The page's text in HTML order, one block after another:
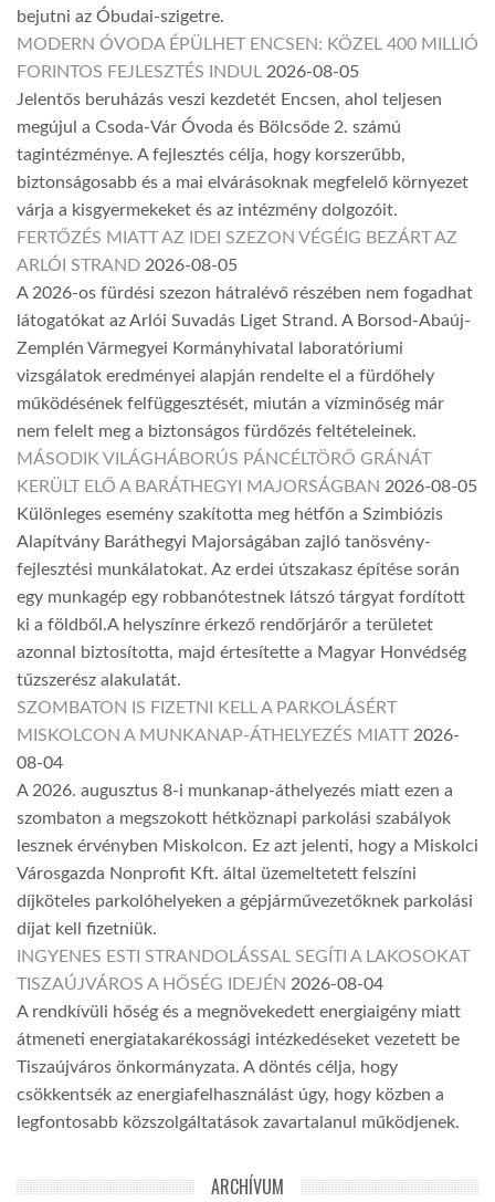
bejutni az Óbudai-szigetre.
MODERN ÓVODA ÉPÜLHET ENCSEN: KÖZEL 400 MILLIÓ
FORINTOS FEJLESZTÉS INDUL 2026-08-05
Jelentős beruházás veszi kezdetét Encsen, ahol teljesen
megújul a Csoda-Vár Óvoda és Bölcsőde 2. számú
tagintézménye. A fejlesztés célja, hogy korszerűbb,
biztonságosabb és a mai elvárásoknak megfelelő környezet
várja a kisgyermekeket és az intézmény dolgozóit.
FERTŐZÉS MIATT AZ IDEI SZEZON VÉGÉIG BEZÁRT AZ
ARLÓI STRAND 2026-08-05
A 2026-os fürdési szezon hátralévő részében nem fogadhat
látogatókat az Arlói Suvadás Liget Strand. A Borsod-Abaúj-
Zemplén Vármegyei Kormányhivatal laboratóriumi
vizsgálatok eredményei alapján rendelte el a fürdőhely
működésének felfüggesztését, miután a vízminőség már
nem felelt meg a biztonságos fürdőzés feltételeinek.
MÁSODIK VILÁGHÁBORÚS PÁNCÉLTÖRŐ GRÁNÁT
KERÜLT ELŐ A BARÁTHEGYI MAJORSÁGBAN 2026-08-05
Különleges esemény szakította meg hétfőn a Szimbiózis
Alapítvány Baráthegyi Majorságában zajló tanösvény-
fejlesztési munkálatokat. Az erdei útszakasz építése során
egy munkagép egy robbanótestnek látszó tárgyat fordított
ki a földből.A helyszínre érkező rendőrjárőr a területet
azonnal biztosította, majd értesítette a Magyar Honvédség
tűzszerész alakulatát.
SZOMBATON IS FIZETNI KELL A PARKOLÁSÉRT
MISKOLCON A MUNKANAP-ÁTHELYEZÉS MIATT 2026-
08-04
A 2026. augusztus 8-i munkanap-áthelyezés miatt ezen a
szombaton a megszokott hétköznapi parkolási szabályok
lesznek érvényben Miskolcon. Ez azt jelenti, hogy a Miskolci
Városgazda Nonprofit Kft. által üzemeltetett felszíni
díjköteles parkolóhelyeken a gépjárművezetőknek parkolási
díjat kell fizetniük.
INGYENES ESTI STRANDOLÁSSAL SEGÍTI A LAKOSOKAT
TISZAÚJVÁROS A HŐSÉG IDEJÉN 2026-08-04
A rendkívüli hőség és a megnövekedett energiaigény miatt
átmeneti energiatakarékossági intézkedéseket vezetett be
Tiszaújváros önkormányzata. A döntés célja, hogy
csökkentsék az energiafelhasználást úgy, hogy közben a
legfontosabb közszolgáltatások zavartalanul működjenek.
ARCHÍVUM